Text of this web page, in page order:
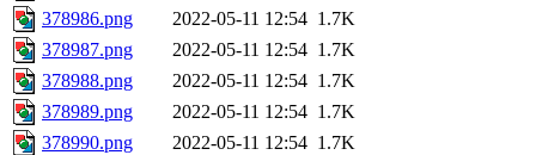
378986.png
2022-05-11 12:54 1.7K
378987.png
2022-05-11 12:54 1.7K
378988.png
2022-05-11 12:54 1.7K
378989.png
2022-05-11 12:54 1.7K
378990.png
2022-05-11 12:54 1.7K